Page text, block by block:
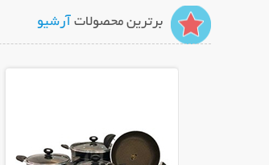
برترین محصولات آرشیو